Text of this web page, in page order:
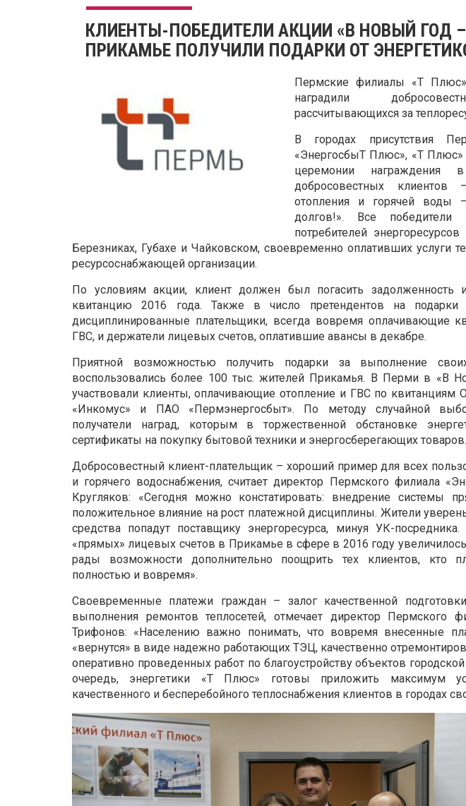
КЛИЕНТЫ-ПОБЕДИТЕЛИ АКЦИИ «В НОВЫЙ ГОД
ПРИКАМЬЕ ПОЛУЧИЛИ ПОДАРКИ ОТ
Пермские филиалы «Т
наградили
рассчитывающихся за
В городах присутствия
«ЭнергосбыТ Плюс», «Т
церемонии
добросовестных клиентов
отопления и горячей
долгов!». Все
потребителей
Березниках, Губахе и Чайковском, своевременно оплативших услуги
ресурсоснабжающей организации.
По условиям акции, клиент должен был погасить задолженность
квитанцию 2016 года. Также в число претендентов на подарки
дисциплинированные плательщики, всегда вовремя оплачивающие
ГВС, и держатели лицевых счетов, оплатившие авансы в декабре.
Приятной возможностью получить подарки за выполнение
воспользовались более 100 тыс. жителей Прикамья. В Перми в «В
участвовали клиенты, оплачивающие отопление и ГВС по
«Инкомус» и ПАО «Пермэнергосбыт». По методу случайной
получатели наград, которым в торжественной обстановке
сертификаты на покупку бытовой техники и энергосберегающих товаров.
Добросовестный клиент-плательщик – хороший пример для всех
и горячего водоснабжения, считает директор Пермского филиала
Кругляков: «Сегодня можно констатировать: внедрение системы
положительное влияние на рост платежной дисциплины. Жители
средства попадут поставщику энергоресурса, минуя УК-
«прямых» лицевых счетов в Прикамье в сфере в 2016 году
рады возможности дополнительно поощрить тех клиентов, кто
полностью и вовремя».
Своевременные платежи граждан – залог качественной
выполнения ремонтов теплосетей, отмечает директор Пермского
Трифонов: «Населению важно понимать, что вовремя внесенные
«вернутся» в виде надежно работающих ТЭЦ, качественно
оперативно проведенных работ по благоустройству объектов
очередь, энергетики «Т Плюс» готовы приложить максимум
качественного и бесперебойного теплоснабжения клиентов в городах